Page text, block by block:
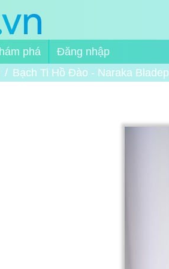
phá
Đăng nhập
Bạch Ti Hồ Đào - Naraka Bladepoint